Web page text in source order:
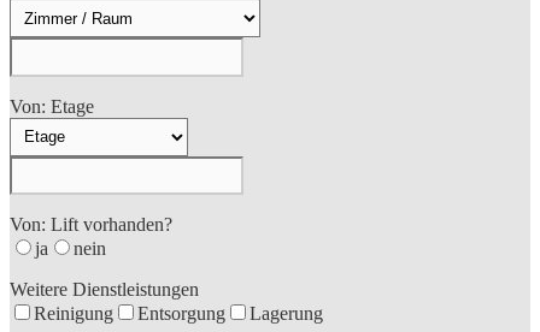
Von: Etage
Von: Lift vorhanden?
ja
nein
Weitere Dienstleistungen
Reinigung
Entsorgung Lagerung